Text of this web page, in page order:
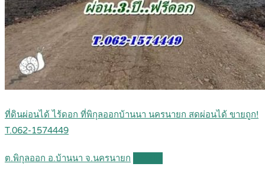
ที่ดินผ่อนได้ ไร้ดอก ที่พิกุลออกบ้านนา นครนายก สดผ่อนได้ ขายถูก!
T.062-1574449
ต.พิกุลออก อ.บ้านนา จ.นครนายก